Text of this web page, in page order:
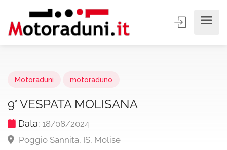
Motoraduni motoraduno
9° VESPATA MOLISANA
Data: 18/08/2024
Poggio Sannita, IS, Molise